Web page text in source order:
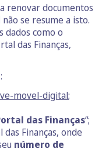
renovar documentos
se resume a isto.
dados como o
das Finanças,
movel-digital;
das Finanças“;
Finanças, onde
número de